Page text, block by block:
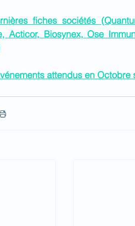
fiches sociétés
Acticor, Biosynex, Ose
attendus en